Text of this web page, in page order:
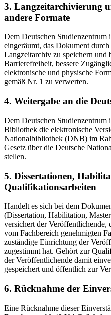
3. Langzeitarchivierung
andere Formate
Dem Deutschen Studienzentrum
eingeräumt, das Dokument
Langzeitarchiv zu speichern
Barrierefreiheit, bessere
elektronische und physische
gemäß Nr. 1 zu verwerten.
4. Weitergabe an die
Dem Deutschen Studienzentrum
Bibliothek die elektronische
Nationalbibliothek (DNB) im
Gesetz über die Deutsche
stellen.
5. Dissertationen,
Qualifikationsarbeiten
Handelt es sich bei dem
(Dissertation, Habilitation,
versichert der Veröffentlichende,
vom Fachbereich genehmigten
zuständige Einrichtung der
zugestimmt hat. Gehört zur
der Veröffentlichende damit
gespeichert und öffentlich zur
6. Rücknahme der
Eine Rücknahme dieser